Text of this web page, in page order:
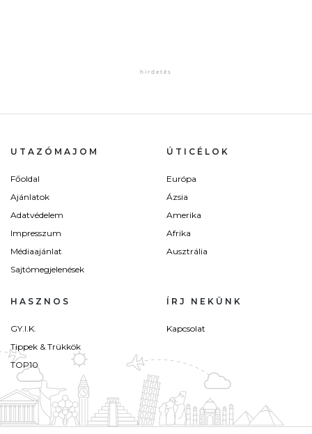
UTAZÓMAJOM
Főoldal
Ajánlatok
Adatvédelem
Impresszum
Médiaajánlat
Sajtómegjelenések
ÚTICÉLOK
Európa
Ázsia
Amerika
Afrika
Ausztrália
HASZNOS
GY.I.K.
Tippek & Trükkök
TOP10
ÍRJ NEKÜNK
Kapcsolat